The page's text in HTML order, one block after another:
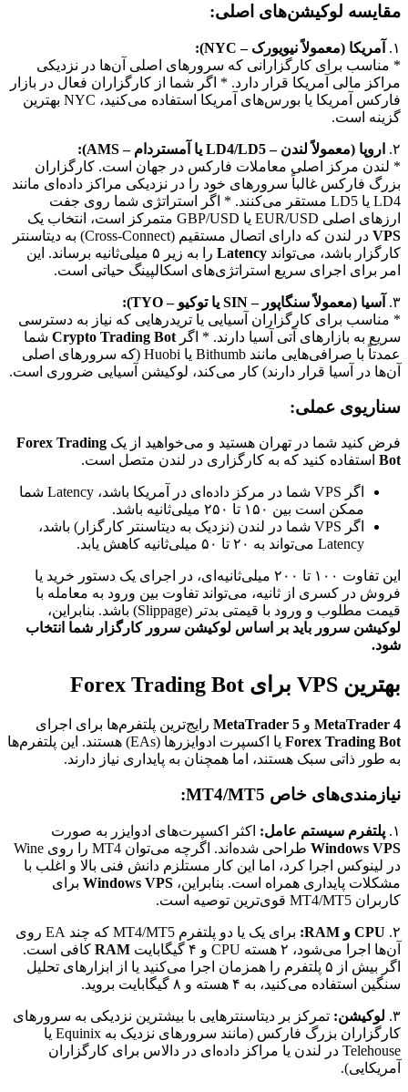
مقایسه لوکیشن‌های اصلی:
۱.
آمریکا (معمولاً نیویورک – NYC):
* مناسب برای کارگزارانی که سرورهای اصلی آن‌ها در نزدیکی
مراکز مالی آمریکا قرار دارد. * اگر شما از کارگزاران فعال در بازار
فارکس آمریکا یا بورس‌های آمریکا استفاده می‌کنید، NYC بهترین
گزینه است.
۲.
اروپا (معمولاً لندن – LD4/LD5 یا آمستردام – AMS):
* لندن مرکز اصلی معاملات فارکس در جهان است. کارگزاران
بزرگ فارکس غالباً سرورهای خود را در نزدیکی مراکز داده‌ای مانند
LD4 یا LD5 مستقر می‌کنند. * اگر استراتژی شما روی جفت
ارزهای اصلی EUR/USD یا GBP/USD متمرکز است، انتخاب یک
VPS
در لندن که دارای اتصال مستقیم (Cross-Connect) به دیتاسنتر
کارگزار باشد، می‌تواند Latency
را به زیر ۵ میلی‌ثانیه برساند. این
امر برای اجرای سریع استراتژی‌های اسکالپینگ حیاتی است.
۳.
آسیا (معمولاً سنگاپور – SIN یا توکیو – TYO):
* مناسب برای کارگزاران آسیایی یا تریدرهایی که نیاز به دسترسی
سریع به بازارهای آتی آسیا دارند. * اگر Crypto Trading Bot شما
عمدتاً با صرافی‌هایی مانند Bithumb یا Huobi (که سرورهای اصلی
آن‌ها در آسیا قرار دارند) کار می‌کند، لوکیشن آسیایی ضروری است.
سناریوی عملی:
فرض کنید شما در تهران هستید و می‌خواهید از یک Forex Trading
Bot استفاده کنید که به کارگزاری در لندن متصل است.
اگر VPS شما در مرکز داده‌ای در آمریکا باشد، Latency شما
ممکن است بین ۱۵۰ تا ۲۵۰ میلی‌ثانیه باشد.
اگر VPS شما در لندن (نزدیک به دیتاسنتر کارگزار) باشد،
Latency می‌تواند به ۲۰ تا ۵۰ میلی‌ثانیه کاهش یابد.
این تفاوت ۱۰۰ تا ۲۰۰ میلی‌ثانیه‌ای، در اجرای یک دستور خرید یا
فروش در کسری از ثانیه، می‌تواند تفاوت بین ورود به معامله با
قیمت مطلوب و ورود با قیمتی بدتر (Slippage) باشد. بنابراین،
لوکیشن سرور باید بر اساس لوکیشن سرور کارگزار شما انتخاب
شود.
بهترین VPS برای Forex Trading Bot
MetaTrader 4 و MetaTrader 5 رایج‌ترین پلتفرم‌ها برای اجرای
Forex Trading Bot
یا اکسپرت ادوایزرها (EAs) هستند. این پلتفرم‌ها
به طور ذاتی سبک هستند، اما همچنان به پایداری نیاز دارند.
نیازمندی‌های خاص MT4/MT5:
۱. پلتفرم سیستم عامل: اکثر اکسپرت‌های ادوایزر به صورت
Windows VPS
طراحی شده‌اند. اگرچه می‌توان MT4 را روی Wine
در لینوکس اجرا کرد، اما این کار مستلزم دانش فنی بالا و اغلب با
مشکلات پایداری همراه است. بنابراین، Windows VPS برای
کاربران MT4/MT5 قوی‌ترین توصیه است.
۲. CPU و RAM:
برای یک یا دو پلتفرم MT4/MT5 که چند EA روی
آن‌ها اجرا می‌شود، ۲ هسته CPU و ۴ گیگابایت
RAM کافی است.
اگر بیش از ۵ پلتفرم را همزمان اجرا می‌کنید یا از ابزارهای تحلیل
سنگین استفاده می‌کنید، به ۴ هسته و ۸ گیگابایت بروید.
۳. لوکیشن: تمرکز بر دیتاسنترهایی با بیشترین نزدیکی به سرورهای
کارگزاران بزرگ فارکس (مانند سرورهای نزدیک به Equinix یا
Telehouse در لندن یا مراکز داده‌ای در دالاس برای کارگزاران
آمریکایی).